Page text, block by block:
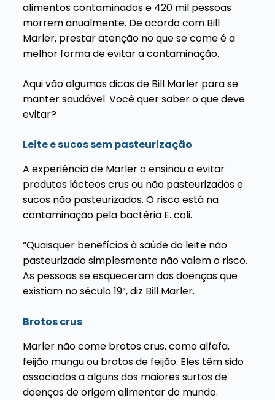
alimentos contaminados e 420 mil pessoas
morrem anualmente. De acordo com Bill
Marler, prestar atenção no que se come é a
melhor forma de evitar a contaminação.
Aqui vão algumas dicas de Bill Marler para se
manter saudável. Você quer saber o que deve
evitar?
Leite e sucos sem pasteurização
A experiência de Marler o ensinou a evitar
produtos lácteos crus ou não pasteurizados e
sucos não pasteurizados. O risco está na
contaminação pela bactéria E. coli.
“Quaisquer benefícios à saúde do leite não
pasteurizado simplesmente não valem o risco.
As pessoas se esqueceram das doenças que
existiam no século 19”, diz Bill Marler.
Brotos crus
Marler não come brotos crus, como alfafa,
feijão mungu ou brotos de feijão. Eles têm sido
associados a alguns dos maiores surtos de
doenças de origem alimentar do mundo.